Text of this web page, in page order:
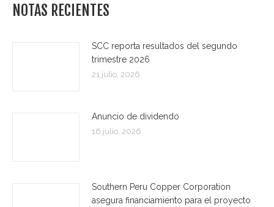
NOTAS RECIENTES
SCC reporta resultados del segundo
trimestre 2026
21 julio, 2026
Anuncio de dividendo
16 julio, 2026
Southern Peru Copper Corporation
asegura financiamiento para el proyecto